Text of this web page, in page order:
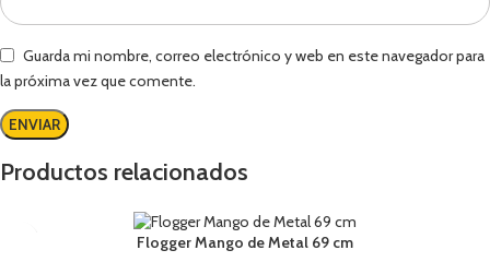
Guarda mi nombre, correo electrónico y web en este navegador para
la próxima vez que comente.
Productos relacionados
Flogger Mango de Metal 69 cm